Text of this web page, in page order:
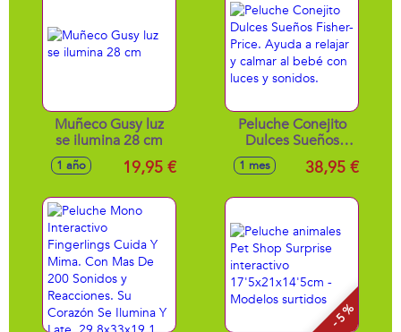
25,4x20,02x20,02
cm
mueve cuando
respira! 20x29x13
cm
Muñeco Gusy luz
se ilumina 28 cm
1 año 19,95 €
Peluche Conejito
Dulces Sueños
Fisher-Price. Ayuda
a relajar y calmar al
1 mes 38,95 €
- 5 %